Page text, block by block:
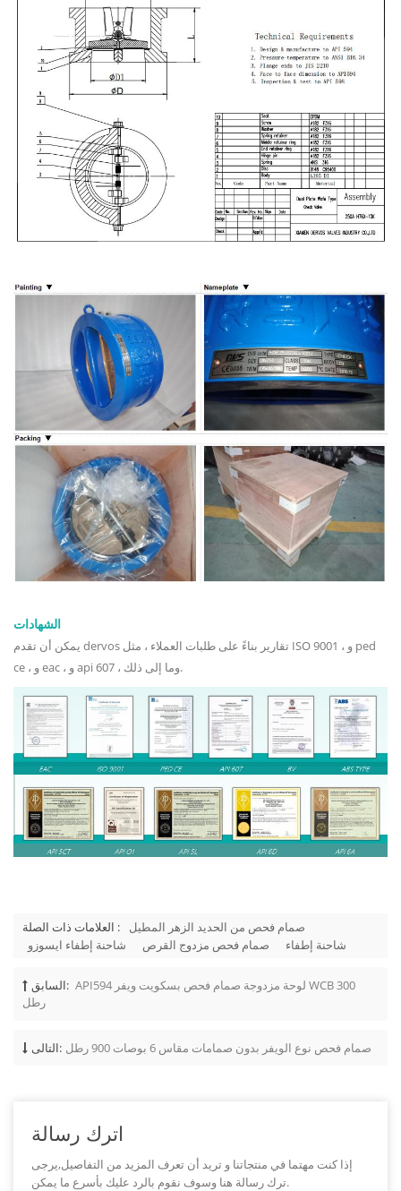
الشهادات
يمكن أن تقدم dervos تقارير بناءً على طلبات العملاء ، مثل ISO 9001 ، و ped
ce ، و eac ، و api 607 ، وما إلى ذلك.
العلامات ذات الصلة :
صمام فحص من الحديد الزهر المطيل
شاحنة إطفاء ايسوزو
صمام فحص مزدوج القرص شاحنة إطفاء
السابق: API594 لوحة مزدوجة صمام فحص بسكويت ويفر WCB 300
رطل
التالى: صمام فحص نوع الويفر بدون صمامات مقاس 6 بوصات 900 رطل
اترك رسالة
إذا كنت مهتما في منتجاتنا و تريد أن تعرف المزيد من التفاصيل,يرجى
ترك رسالة هنا وسوف نقوم بالرد عليك بأسرع ما يمكن.